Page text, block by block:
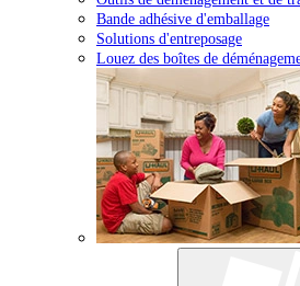
Bande adhésive d'emballage
Solutions d'entreposage
Louez des boîtes de